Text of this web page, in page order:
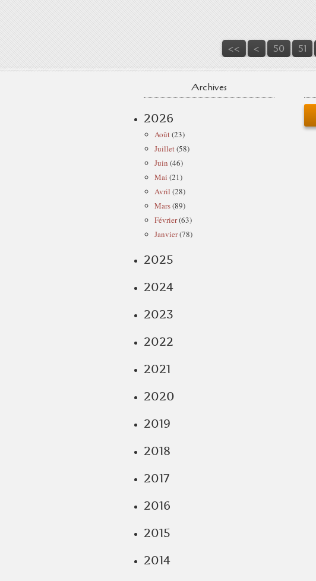
<< < 10
20
30
40
50 51
Archives
2026
Août(23)
Juillet(58)
Juin (46)
Mai (21)
Avril (28)
Mars(89)
Février(63)
Janvier(78)
2025
2024
2023
2022
2021
2020
2019
2018
2017
2016
2015
2014